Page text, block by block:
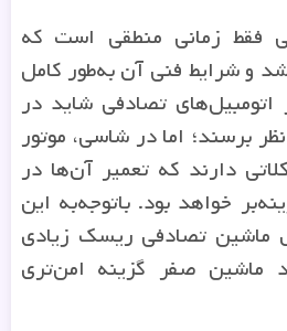
فقط زمانی منطقی است که
و شرایط فنی آن به‌طور کامل
اتومبیل‌های تصادفی شاید در
برسند؛ اما در شاسی، موتور
دارند که تعمیر آن‌ها در
خواهد بود. باتوجه‌به این
ماشین تصادفی ریسک زیادی
ماشین صفر گزینه امن‌تری